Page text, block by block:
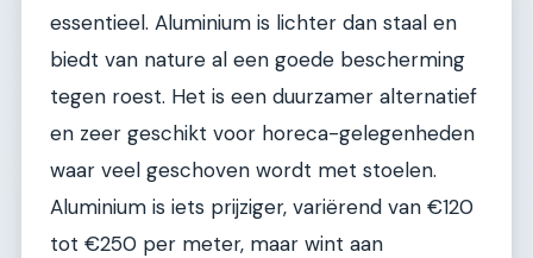
essentieel. Aluminium is lichter dan staal en
biedt van nature al een goede bescherming
tegen roest. Het is een duurzamer alternatief
en zeer geschikt voor horeca-gelegenheden
waar veel geschoven wordt met stoelen.
Aluminium is iets prijziger, variërend van €120
tot €250 per meter, maar wint aan